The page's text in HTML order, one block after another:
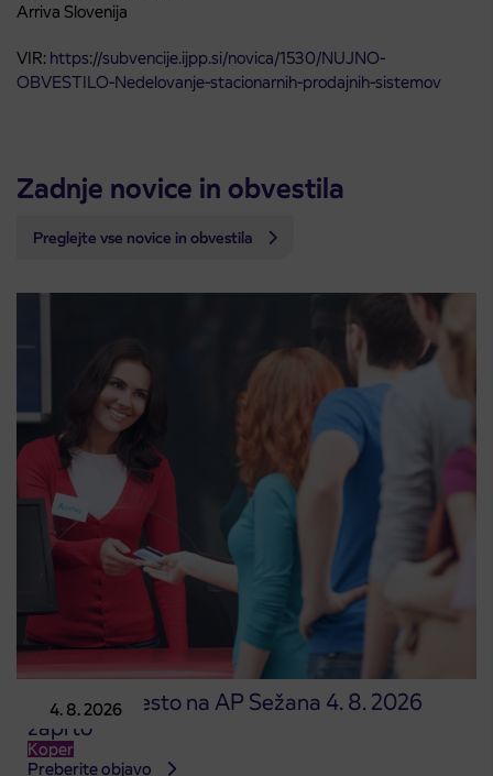
Arriva Slovenija
VIR: https://subvencije.ijpp.si/novica/1530/NUJNO-
OBVESTILO-Nedelovanje-stacionarnih-prodajnih-sistemov
Zadnje novice in obvestila
Preglejte vse novice in obvestila
4. 8. 2026
Prodajno mesto na AP Sežana 4. 8. 2026
zaprto
Koper
Preberite objavo